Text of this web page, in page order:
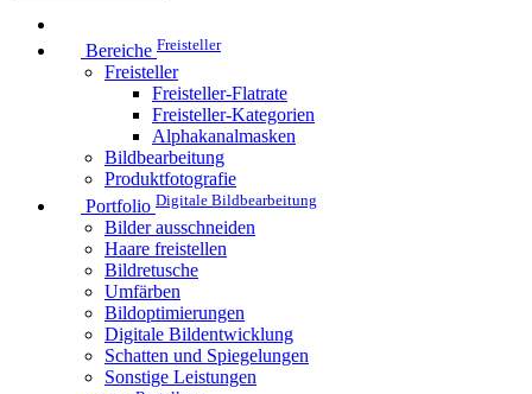
Bereiche Freisteller
Freisteller
Freisteller-Flatrate
Freisteller-Kategorien
Alphakanalmasken
Bildbearbeitung
Produktfotografie
Portfolio Digitale Bildbearbeitung
Bilder ausschneiden
Haare freistellen
Bildretusche
Umfärben
Bildoptimierungen
Digitale Bildentwicklung
Schatten und Spiegelungen
Sonstige Leistungen